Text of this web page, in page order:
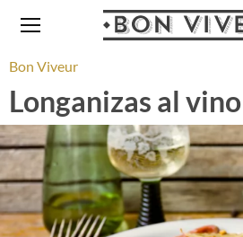
Bon Viveur
Longanizas al vino